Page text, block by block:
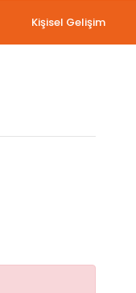
Kişisel Gelişim